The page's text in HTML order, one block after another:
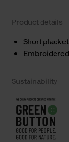
Product details
Short placket
Sustainability